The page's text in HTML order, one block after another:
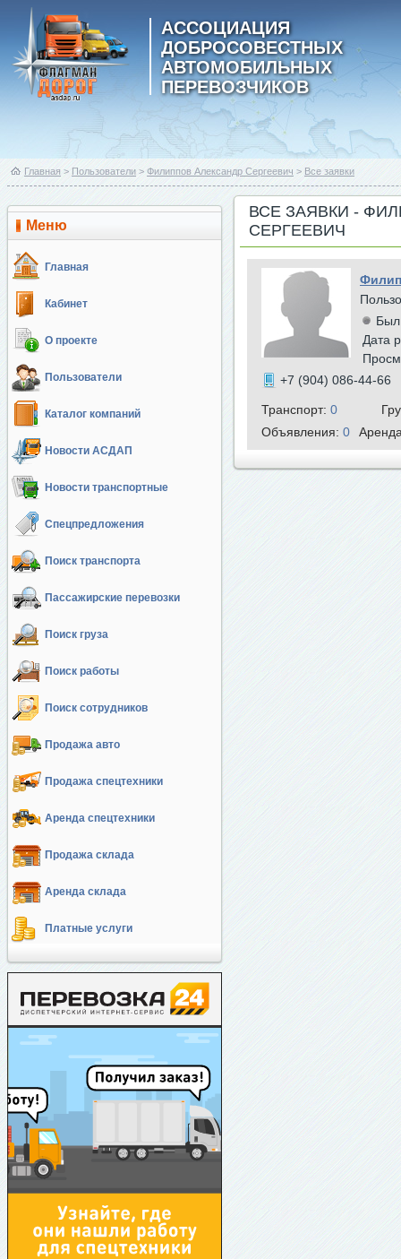
АССОЦИАЦИЯ
ДОБРОСОВЕСТНЫХ
АВТОМОБИЛЬНЫХ
ПЕРЕВОЗЧИКОВ
Главная > Пользователи > Филиппов Александр Сергеевич > Все заявки
Меню
Главная
Кабинет
О проекте
Пользователи
Каталог компаний
Новости АСДАП
Новости транспортные
Спецпредложения
Поиск транспорта
Пассажирские перевозки
Поиск груза
Поиск работы
Поиск сотрудников
Продажа авто
Продажа спецтехники
Аренда спецтехники
Продажа склада
Аренда склада
Платные услуги
ВСЕ ЗАЯВКИ -
СЕРГЕЕВИЧ
Был
Дата
+7 (904) 086-44-66
Транспорт: 0
Объявления: 0